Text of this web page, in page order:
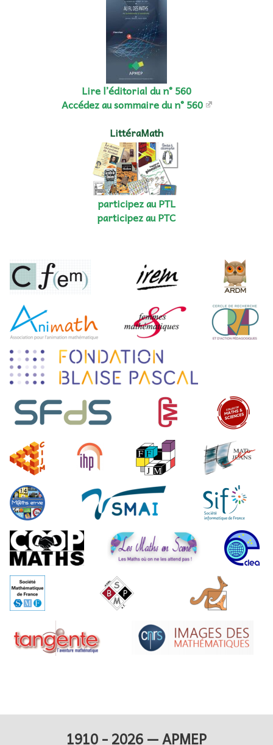
Lire l’éditorial du n° 560
Accédez au sommaire du n° 560
LittéraMath
participez au PTL
participez au PTC
1910 - 2026 — APMEP